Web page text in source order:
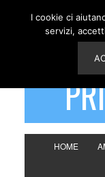
HOME
I cookie ci
servizi,